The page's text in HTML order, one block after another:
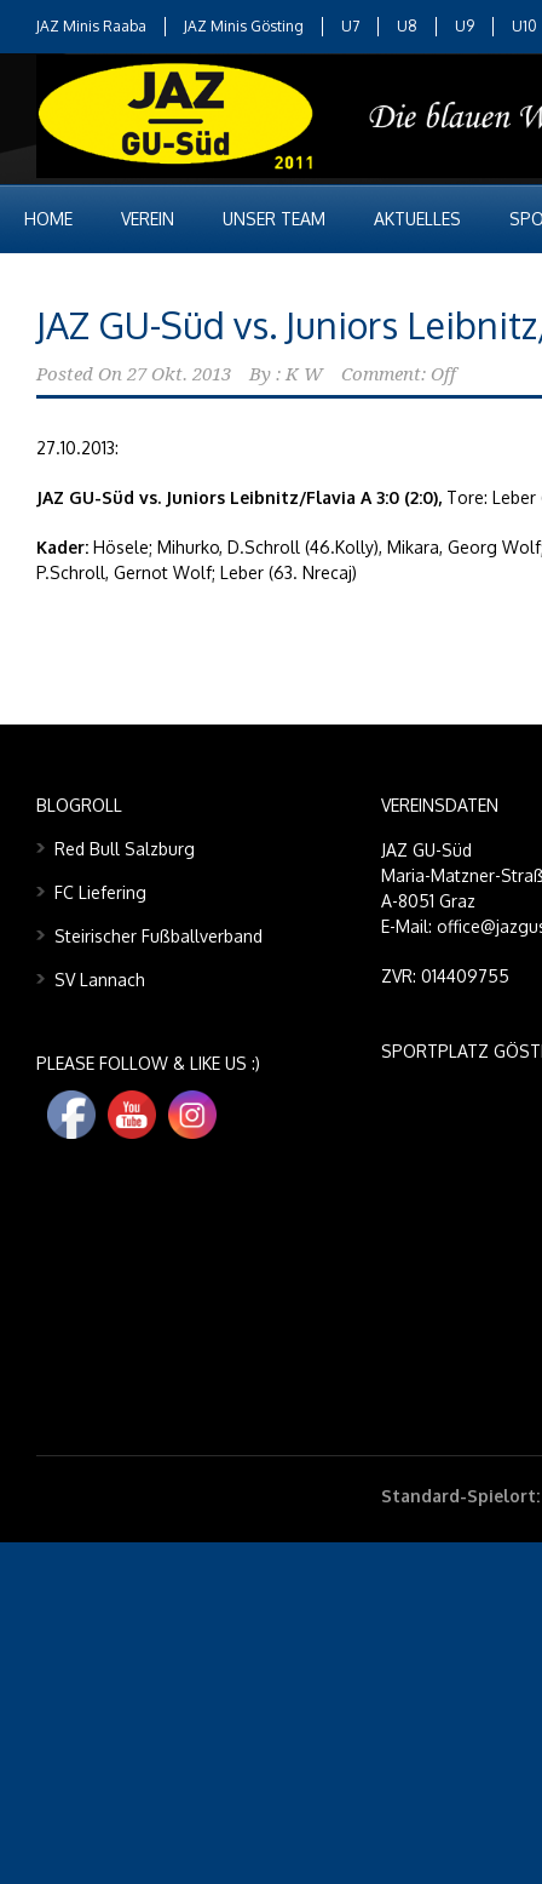
JAZ Minis Raaba JAZ Minis Gösting U7 U8 U9 U10
HOME VEREIN UNSER TEAM AKTUELLES
JAZ GU-Süd vs. Juniors
Posted On 27 Okt. 2013 By : K W Comment: Off
27.10.2013:
JAZ GU-Süd vs. Juniors Leibnitz/Flavia A 3:0 (2:0), Tore: Leber
Kader: Hösele; Mihurko, D.Schroll (46.Kolly), Mikara, Georg
P.Schroll, Gernot Wolf; Leber (63. Nrecaj)
BLOGROLL
Red Bull Salzburg
FC Liefering
Steirischer Fußballverband
SV Lannach
PLEASE FOLLOW & LIKE US :)
VEREINSDATEN
JAZ GU-Süd
Maria-Matzner-
A-8051 Graz
E-Mail:
ZVR: 014409755
SPORTPLATZ
Standard-Spielort: